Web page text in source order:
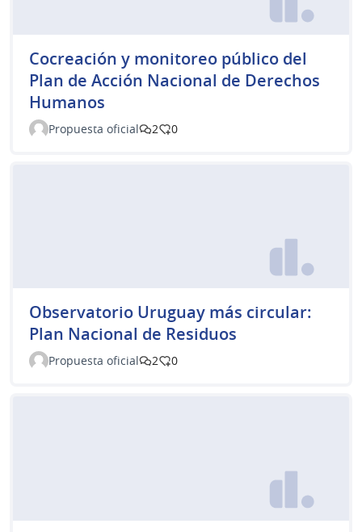
Cocreación y monitoreo público del
Plan de Acción Nacional de Derechos
Humanos
Propuesta oficial 2 0
Observatorio Uruguay más circular:
Plan Nacional de Residuos
Propuesta oficial 2 0